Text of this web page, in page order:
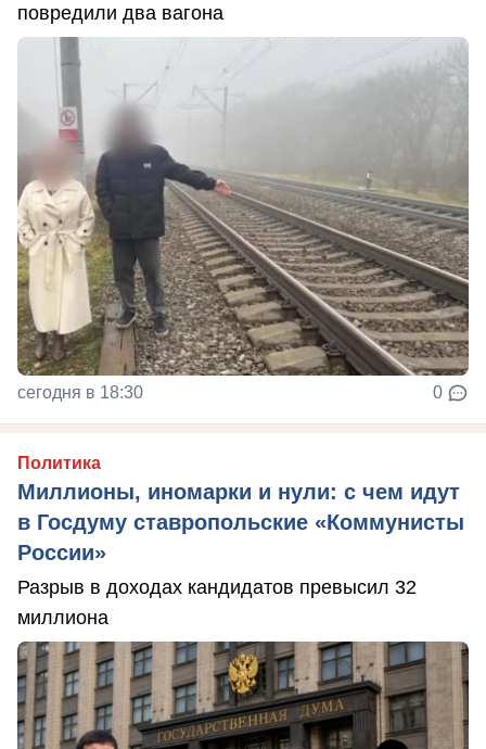
повредили два вагона
сегодня в 18:30 0
Политика
Миллионы, иномарки и нули: с чем идут
в Госдуму ставропольские «Коммунисты
России»
Разрыв в доходах кандидатов превысил 32
миллиона